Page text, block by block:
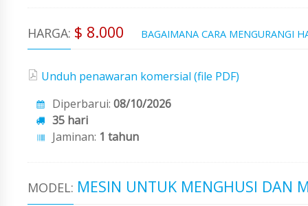
HARGA: $ 8.000 BAGAIMANA CARA MENGURANGI
Unduh penawaran komersial (file PDF)
Diperbarui: 08/10/2026
35 hari
Jaminan: 1 tahun
MODEL: MESIN UNTUK MENGHUSI DAN